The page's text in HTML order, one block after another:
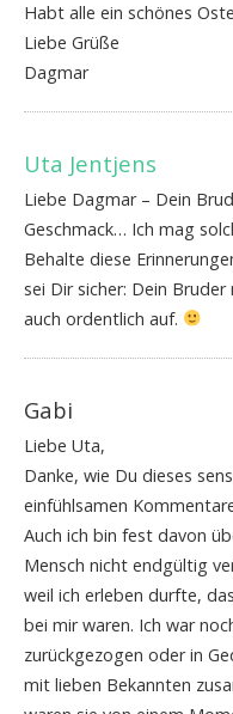
Habt alle ein schönes
Liebe Grüße
Dagmar
Uta Jentjens
Liebe Dagmar – Dein
Geschmack… Ich mag
Behalte diese
sei Dir sicher: Dein
auch ordentlich auf.
Gabi
Liebe Uta,
Danke, wie Du dieses
einfühlsamen
Auch ich bin fest davon
Mensch nicht endgültig
weil ich erleben durfte,
bei mir waren. Ich war
zurückgezogen oder in
mit lieben Bekannten